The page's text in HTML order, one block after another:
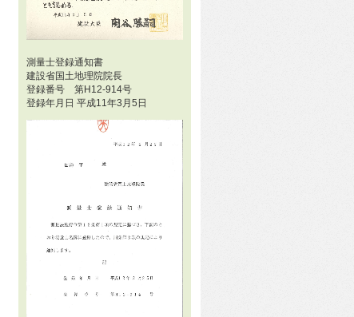
測量士登録通知書
建設省国土地理院院長
登録番号 第H12-914号
登録年月日 平成11年3月5日